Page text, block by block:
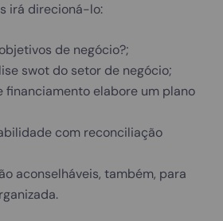
irá direcioná-lo:
de negócio?;
swot do setor de negócio;
financiamento elabore um plano
com reconciliação
aconselháveis, também, para